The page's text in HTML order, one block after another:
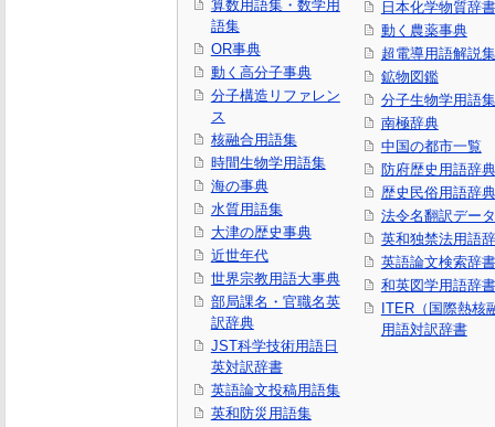
算数用語集・数学用
語集
OR事典
動く高分子事典
分子構造リファレン
ス
核融合用語集
時間生物学用語集
海の事典
水質用語集
大津の歴史事典
近世年代
世界宗教用語大事典
部局課名・官職名英
訳辞典
JST科学技術用語日
英対訳辞書
英語論文投稿用語集
英和防災用語集
日本化学物質辞
動く農薬事典
超電導用語解説集
鉱物図鑑
分子生物学用語集
南極辞典
中国の都市一覧
防府歴史用語辞典
歴史民俗用語辞典
法令名翻訳データ
英和独禁法用語
英語論文検索辞書
和英図学用語辞書
ITER（国際熱核
用語対訳辞書